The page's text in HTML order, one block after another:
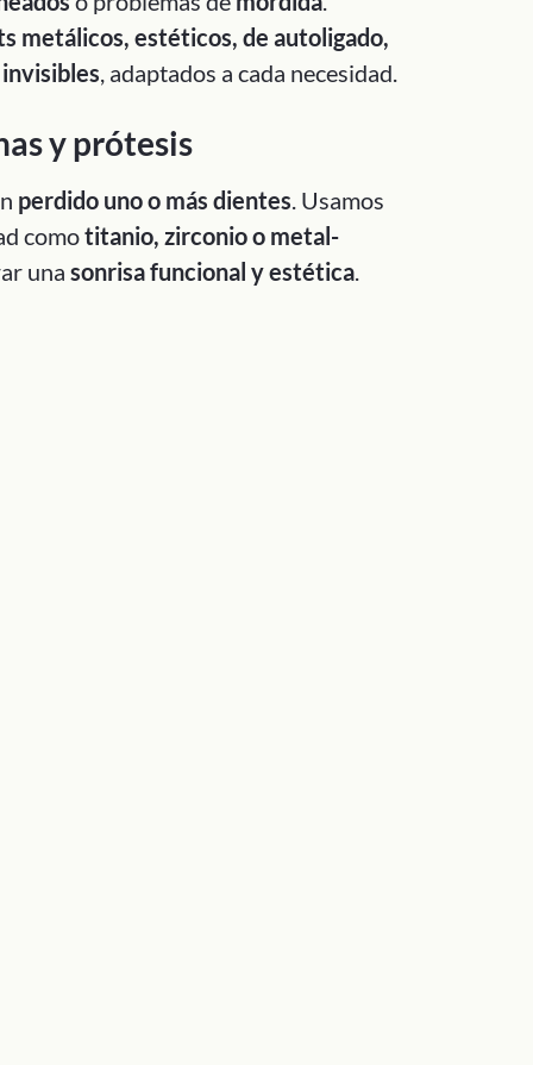
metálicos, estéticos, de autoligado,
, adaptados a cada necesidad.
y prótesis
perdido uno o más dientes . Usamos
comotitanio, zirconio o metal-
una sonrisa funcional y estética